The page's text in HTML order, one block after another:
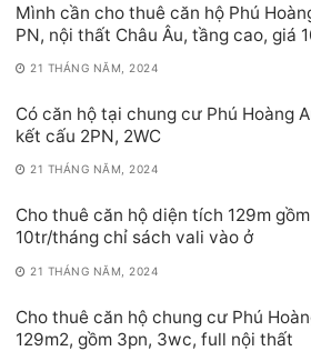
Mình cần cho thuê căn hộ Phú
PN, nội thất Châu Âu, tầng cao, giá
21 THÁNG NĂM, 2024
Có căn hộ tại chung cư Phú Hoàng
kết cấu 2PN, 2WC
21 THÁNG NĂM, 2024
Cho thuê căn hộ diện tích 129m
10tr/tháng chỉ sách vali vào ở
21 THÁNG NĂM, 2024
Cho thuê căn hộ chung cư Phú
129m2, gồm 3pn, 3wc, full nội thất